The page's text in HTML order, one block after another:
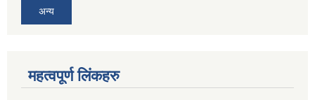
अन्य
महत्वपूर्ण लिंकहरु